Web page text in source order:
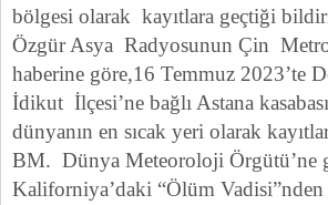
bölgesi olarak kayıtlara geçtiği
Özgür Asya Radyosunun Çin
haberine göre,16 Temmuz 2023’te
İdikut İlçesi’ne bağlı Astana
dünyanın en sıcak yeri olarak
BM. Dünya Meteoroloji Örgütü’ne
Kaliforniya’daki “Ölüm Vadisi”nden